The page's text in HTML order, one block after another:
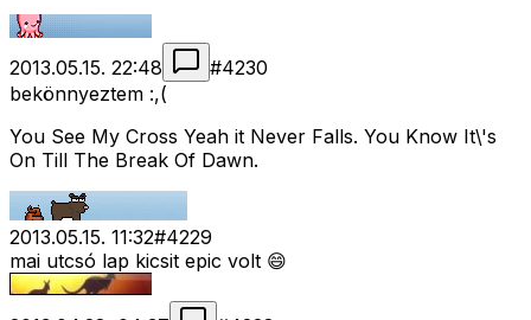
2013.05.15. 22:48 #4230
bekönnyeztem :,(
You See My Cross Yeah it Never Falls. You Know It\'s
On Till The Break Of Dawn.
2013.05.15. 11:32#4229
mai utcsó lap kicsit epic volt 😄